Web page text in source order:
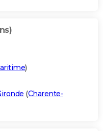
)
(Charente-